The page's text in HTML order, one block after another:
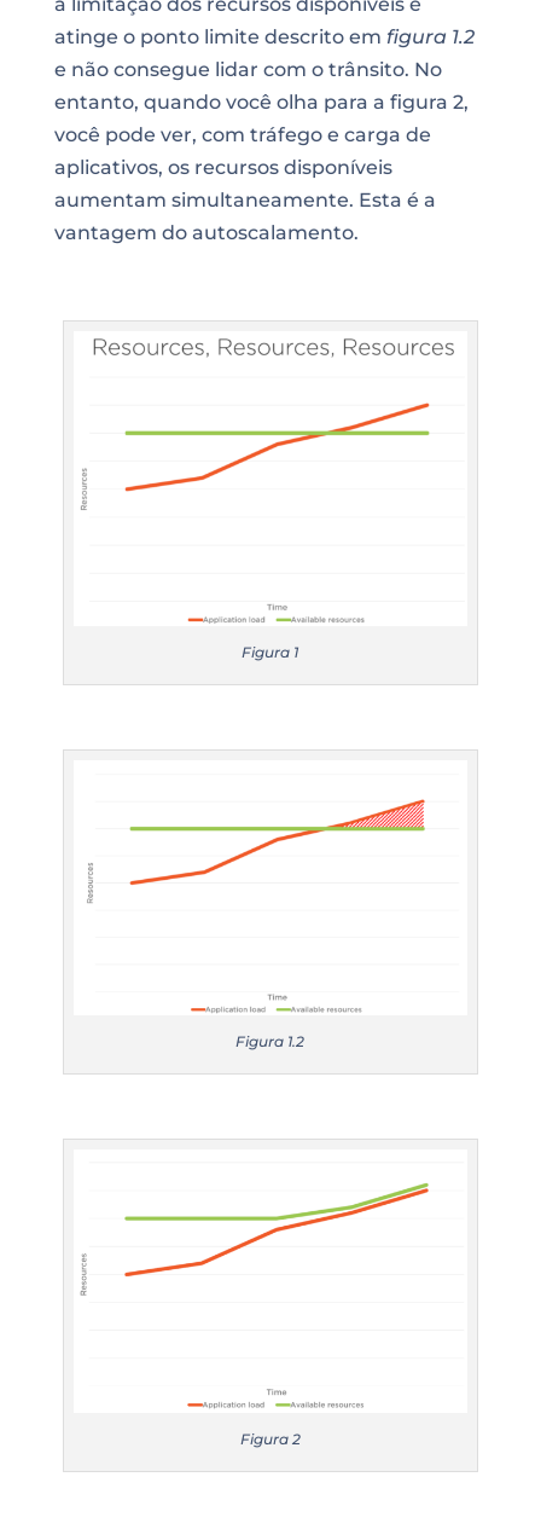
atinge o ponto limite descrito em figura 1.2
e não consegue lidar com o trânsito. No
entanto, quando você olha para a figura 2,
você pode ver, com tráfego e carga de
aplicativos, os recursos disponíveis
aumentam simultaneamente. Esta é a
vantagem do autoscalamento.
Figura 1
Figura 1.2
Figura 2